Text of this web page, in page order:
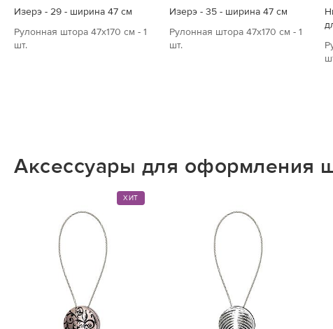
Изерэ - 29 - ширина 47 см
Рулонная штора 47х170 см - 1
шт.
Изерэ - 35 - ширина 47 см
Рулонная штора 47х170 см - 1
шт.
Аксессуары для оформления
ХИТ